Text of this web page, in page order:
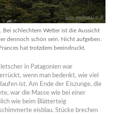
Bei schlechtem Wetter ist die Aussicht
dennoch schön sein. Nicht aufgeben.
hat trotzdem beeindruckt.
in Patagonien war
wenn man bedenkt, wie viel
ist. Am Ende der Eiszunge, die
war die Masse wie bei einer
wie beim Blätterteig
eisblau. Stücke brechen